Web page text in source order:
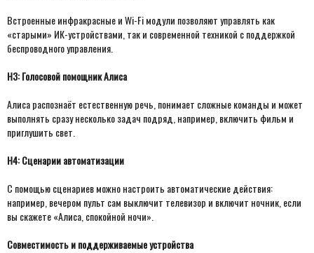
Встроенные инфракрасные и Wi-Fi модули позволяют управлять как
«старыми» ИК-устройствами, так и современной техникой с поддержкой
беспроводного управления.
H3: Голосовой помощник Алиса
Алиса распознаёт естественную речь, понимает сложные команды и может
выполнять сразу несколько задач подряд, например, включить фильм и
приглушить свет.
H4: Сценарии автоматизации
С помощью сценариев можно настроить автоматические действия:
например, вечером пульт сам выключит телевизор и включит ночник, если
вы скажете «Алиса, спокойной ночи».
Совместимость и поддерживаемые устройства